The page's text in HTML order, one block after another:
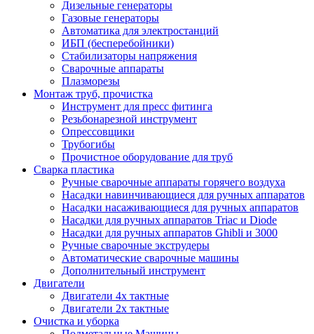
Дизельные генераторы
Газовые генераторы
Автоматика для электростанций
ИБП (бесперебойники)
Стабилизаторы напряжения
Сварочные аппараты
Плазморезы
Монтаж труб, прочистка
Инструмент для пресс фитинга
Резьбонарезной инструмент
Опрессовщики
Трубогибы
Прочистное оборудование для труб
Сварка пластика
Ручные сварочные аппараты горячего воздуха
Насадки навинчивающиеся для ручных аппаратов
Насадки насаживающиеся для ручных аппаратов
Насадки для ручных аппаратов Triac и Diode
Насадки для ручных аппаратов Ghibli и 3000
Ручные сварочные экструдеры
Автоматические сварочные машины
Дополнительный инструмент
Двигатели
Двигатели 4х тактные
Двигатели 2х тактные
Очистка и уборка